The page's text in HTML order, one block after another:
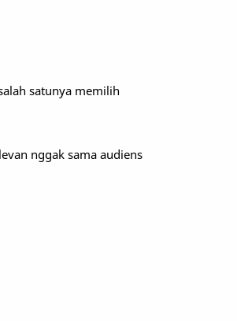
satunya memilih
nggak sama audiens